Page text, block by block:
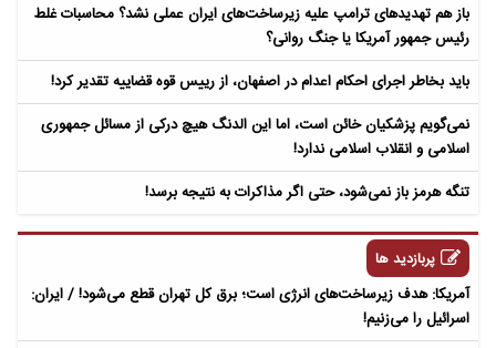
باز هم تهدیدهای ترامپ علیه زیرساخت‌های ایران عملی نشد؟ محاسبات غلط
رئیس جمهور آمریکا یا جنگ روانی؟
باید بخاطر اجرای احکام اعدام در اصفهان، از رییس قوه قضاییه تقدیر کرد!
نمی‌گویم پزشکیان خائن است، اما این الدنگ هیچ درکی از مسائل جمهوری
اسلامی و انقلاب اسلامی ندارد!
تنگه هرمز باز نمی‌شود، حتی اگر مذاکرات به نتیجه برسد!
پربازدید ها
آمریکا: هدف زیرساخت‌های انرژی است؛ برق کل تهران قطع می‌شود! / ایران:
اسرائیل را می‌زنیم!